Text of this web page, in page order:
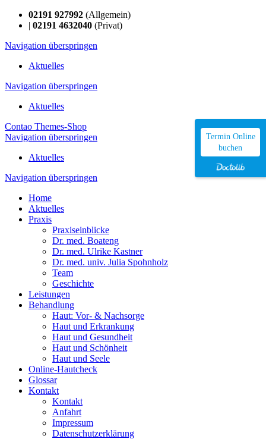
02191 927992 (Allgemein)
| 02191 4632040 (Privat)
Navigation überspringen
Aktuelles
Navigation überspringen
Aktuelles
Contao Themes-Shop
Navigation überspringen
Aktuelles
Navigation überspringen
Home
Aktuelles
Praxis
Praxiseinblicke
Dr. med. Boateng
Dr. med. Ulrike Kastner
Dr. med. univ. Julia Spohnholz
Team
Geschichte
Leistungen
Behandlung
Haut: Vor- & Nachsorge
Haut und Erkrankung
Haut und Gesundheit
Haut und Schönheit
Haut und Seele
Online-Hautcheck
Glossar
Kontakt
Kontakt
Anfahrt
Impressum
Datenschutzerklärung
Termin Online
buchen